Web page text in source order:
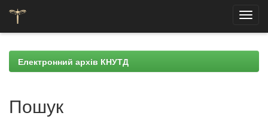
navigationЕлектронний архів КНУТД
Пошук